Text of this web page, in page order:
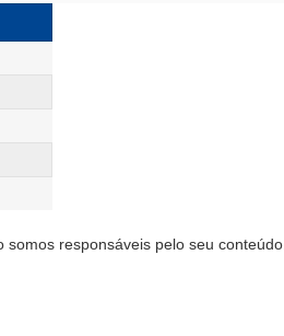
responsáveis pelo seu conteúdo.